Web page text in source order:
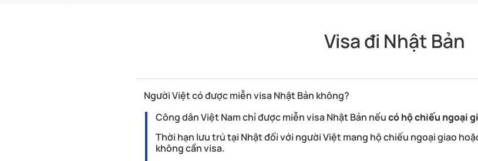
Visa đi Nhật Bản
Người Việt có được miễn visa Nhật Bản không?
Công dân Việt Nam chỉ được miễn visa Nhật Bản nếucó hộ chiếu ngoại
Thời hạn lưu trú tại Nhật đối với người Việt mang hộ chiếu ngoại giao
không cần visa.